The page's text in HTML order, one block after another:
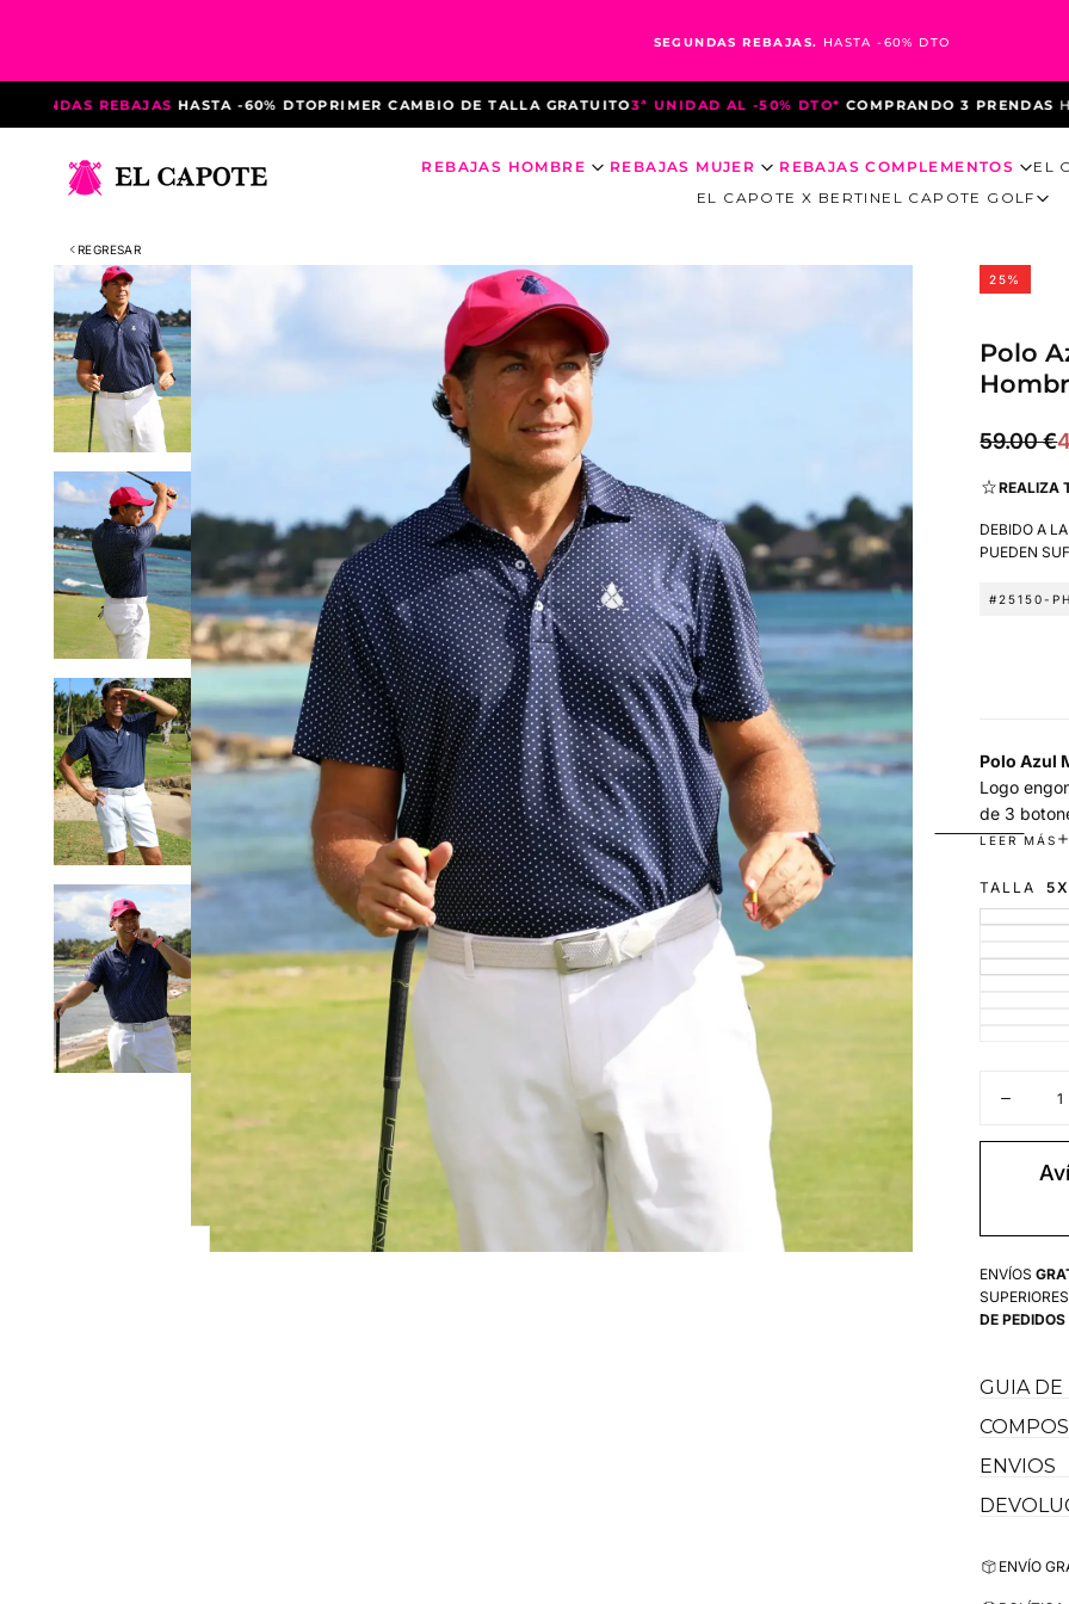
SEGUNDAS REBAJAS. HASTA -60% DTO
REBAJASHASTA -60% DTOPRIMER CAMBIO DE TALLA GRATUITO3ª UNIDAD AL -50% DTO* COMPRANDO 3 PRENDASHASTA
REBAJAS HOMBRE REBAJAS MUJER REBAJAS COMPLEMENTOS
EL
EL CAPOTE X BERTIN EL CAPOTE GOLF
REGRESAR
25%
Polo
44.25
Precio
59.00 €
REALIZA
DEBIDO A
PUEDEN
#25150-
Polo Azul
Logo
de 3
palabra EL
moleste la
Polo
Patrón
LEER MÁS
TALLA
Disminuir
para
ENVÍOS
DE
GUIA DE
ENVIOS
ENVÍO